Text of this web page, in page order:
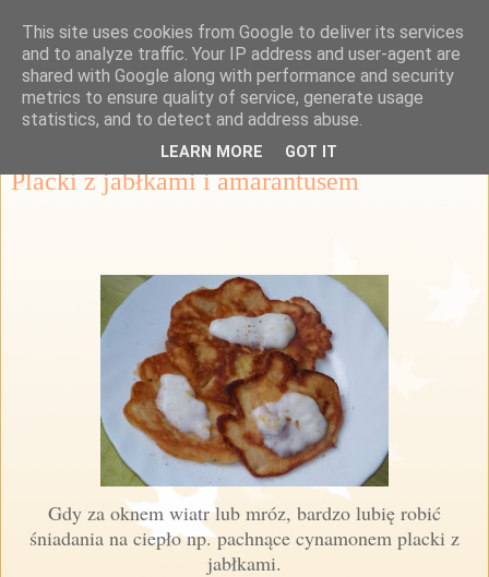
Przepisy Margaretki
Placki z jabłkami i amarantusem
Gdy za oknem wiatr lub mróz, bardzo lubię robić
śniadania na ciepło np. pachnące cynamonem placki z
jabłkami.
This site uses cookies from Google to deliver its services
and to analyze traffic. Your IP address and user-agent are
shared with Google along with performance and security
metrics to ensure quality of service, generate usage
statistics, and to detect and address abuse.
LEARN MORE GOT IT